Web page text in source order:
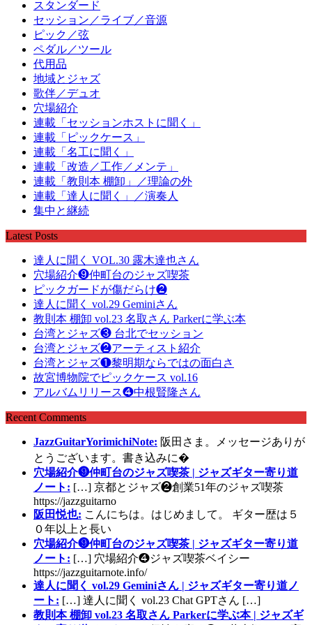
スタンダード
セッション／ライブ／音源
ピック／弦
ペダル／ツール
代用品
地域とジャズ
歌伴／デュオ
穴場紹介
連載「セッションホストに聞く」
連載「ピックケース」
連載「名工に聞く」
連載「改造／工作／メンテ」
連載「教則本 棚卸」／理論の外
連載「達人に聞く」／演奏人
集中と継続
Latest Posts
達人に聞く VOL.30 露木達也さん
穴場紹介❾仲町台のジャズ喫茶
ピックガードが傷だらけ❷
達人に聞く vol.29 Geminiさん
教則本 棚卸 vol.23 名取さん Parkerに学ぶ本
台湾とジャズ❸ 台北でセッション
台湾とジャズ❷アーティスト紹介
台湾とジャズ❶黎明期ならではの面白さ
故宮博物院でピックケース vol.16
アルバムリリース❹中根賢隆さん
Recent Comments
JazzGuitarYorimichiNote: 阪田さま。メッセージありが
とうございます。書き込みに�
穴場紹介❾仲町台のジャズ喫茶 | ジャズギター寄り道
ノート: […] 京都とジャズ❷創業51年のジャズ喫茶
https://jazzguitarno
阪田悦也: こんにちは。はじめまして。 ギター歴は５
０年以上と長い
穴場紹介❾仲町台のジャズ喫茶 | ジャズギター寄り道
ノート: […] 穴場紹介❹ジャズ喫茶ベイシー
https://jazzguitarnote.info/
達人に聞く vol.29 Geminiさん | ジャズギター寄り道ノ
ート: […] 達人に聞く vol.23 Chat GPTさん […]
教則本 棚卸 vol.23 名取さん Parkerに学ぶ本 | ジャズギ